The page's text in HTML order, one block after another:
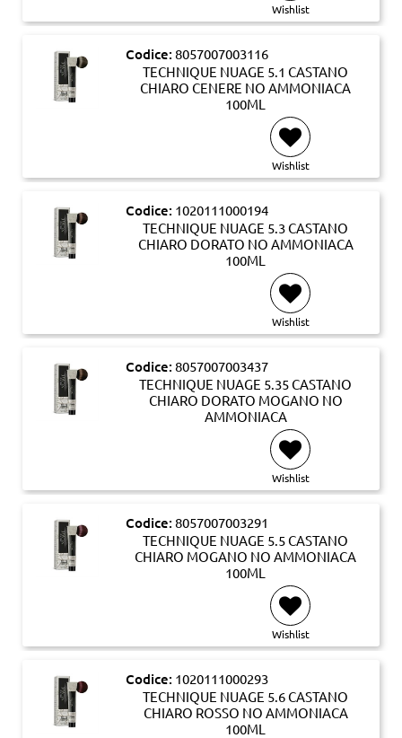
Wishlist
Codice: 8057007003116
TECHNIQUE NUAGE 5.1 CASTANO
CHIARO CENERE NO AMMONIACA
100ML
Wishlist
Codice: 1020111000194
TECHNIQUE NUAGE 5.3 CASTANO
CHIARO DORATO NO AMMONIACA
100ML
Wishlist
Codice: 8057007003437
TECHNIQUE NUAGE 5.35 CASTANO
CHIARO DORATO MOGANO NO
AMMONIACA
Wishlist
Codice: 8057007003291
TECHNIQUE NUAGE 5.5 CASTANO
CHIARO MOGANO NO AMMONIACA
100ML
Wishlist
Codice: 1020111000293
TECHNIQUE NUAGE 5.6 CASTANO
CHIARO ROSSO NO AMMONIACA
100ML